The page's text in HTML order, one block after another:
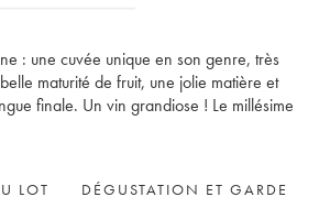
: une cuvée unique en son genre, très
maturité de fruit, une jolie matière et
finale. Un vin grandiose ! Le millésime
LOT
DÉGUSTATION ET GARDE